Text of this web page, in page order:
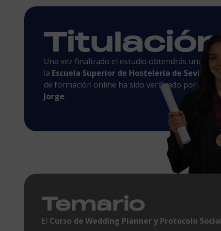
Titulación
Una vez finalizado el estudio obtendrás una
la Escuela Superior de Hostelería de Sevilla y
de formación online ha sido verificado por la
Jorge.
Temario
El Curso de Wedding Planner y Protocolo Social